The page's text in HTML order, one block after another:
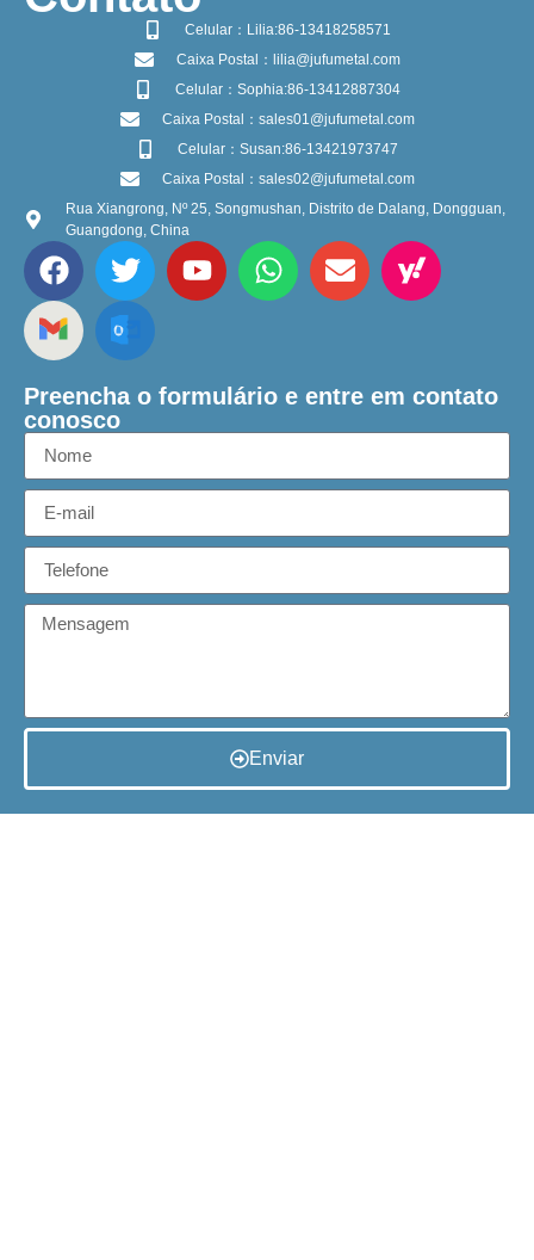
Celular：Lilia:86-13418258571
Caixa Postal：lilia@jufumetal.com
Celular：Sophia:86-13412887304
Caixa Postal：sales01@jufumetal.com
Celular：Susan:86-13421973747
Caixa Postal：sales02@jufumetal.com
Rua Xiangrong, Nº 25, Songmushan, Distrito de Dalang, Dongguan,
Guangdong, China
Preencha o formulário e entre em contato
conosco
Enviar